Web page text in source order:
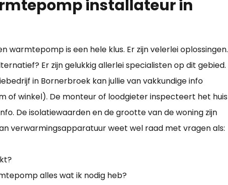
installateur in
warmtepomp is een hele klus. Er zijn velerlei oplossingen.
Er zijn gelukkig allerlei specialisten op dit gebied.
in Bornerbroek kan jullie van vakkundige info
of winkel). De monteur of loodgieter inspecteert het huis
De isolatiewaarden en de grootte van de woning zijn
verwarmingsapparatuur weet wel raad met vragen als:
alles wat ik nodig heb?